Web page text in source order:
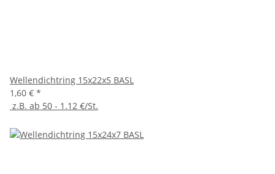
Wellendichtring 15x22x5 BASL
1,60 € *
z.B. ab 50 - 1.12 €/St.